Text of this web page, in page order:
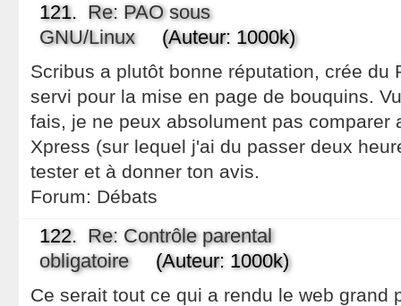
121. Re: PAO sous
GNU/Linux(Auteur: 1000k)
Scribus a plutôt bonne réputation, crée du
servi pour la mise en page de bouquins.
fais, je ne peux absolument pas comparer
Xpress (sur lequel j'ai du passer deux
tester et à donner ton avis.
Forum: Débats
122. Re: Contrôle parental
obligatoire(Auteur: 1000k)
Ce serait tout ce qui a rendu le web grand